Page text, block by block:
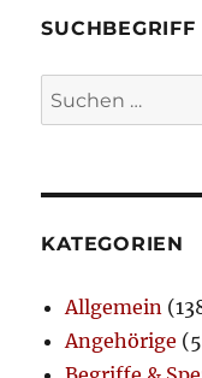
Suchen
nach:
KATEGORIEN
Allgemein
Angehörige